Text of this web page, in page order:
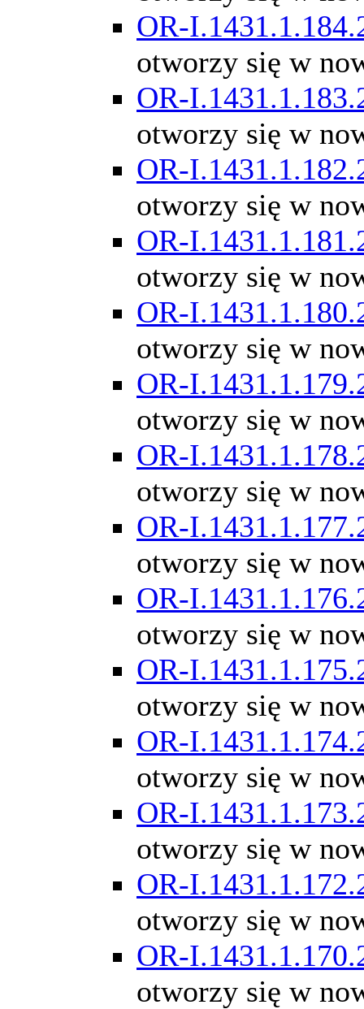
OR-
otworzy się w
OR-
otworzy się w
OR-
otworzy się w
OR-
otworzy się w
OR-
otworzy się w
OR-
otworzy się w
OR-
otworzy się w
OR-
otworzy się w
OR-
otworzy się w
OR-
otworzy się w
OR-
otworzy się w
OR-
otworzy się w
OR-
otworzy się w
OR-
otworzy się w